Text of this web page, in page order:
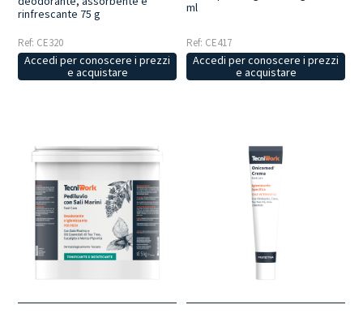
rinfrescante 75 g
Ref: CE320
Accedi per conoscere i prezzi
e acquistare
ml
Ref: CE417
Accedi per conoscere i prezzi
e acquistare